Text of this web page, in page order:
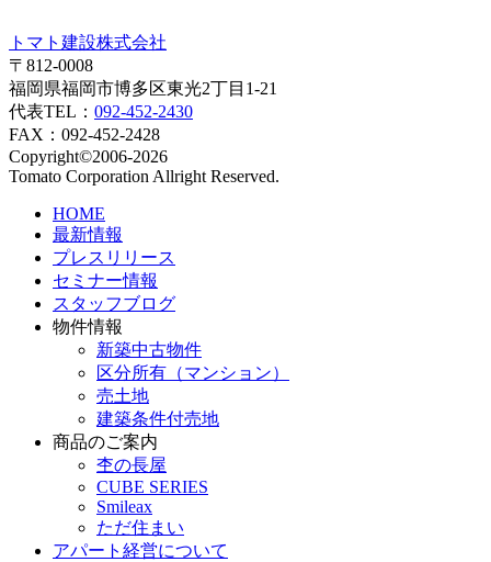
トマト建設株式会社
〒812-0008
福岡県福岡市博多区東光2丁目1-21
代表TEL： 092-452-2430
FAX：092-452-2428
Copyright©2006-2026
Tomato Corporation Allright Reserved.
HOME
最新情報
プレスリリース
セミナー情報
スタッフブログ
物件情報
新築中古物件
区分所有（マンション）
売土地
建築条件付売地
商品のご案内
杢の長屋
CUBE SERIES
Smileax
ただ住まい
アパート経営について